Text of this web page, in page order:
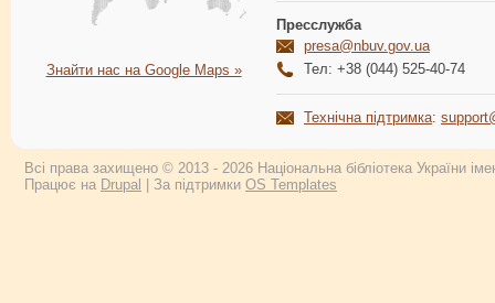
Знайти нас на Google Maps »
Пресслужба
presa@nbuv.gov.ua
Тел: +38 (044) 525-40-74
Технічна підтримка:
Всі права захищено © 2013 - 2026 Національна бібліотека України
Працює на Drupal | За підтримки OS Templates